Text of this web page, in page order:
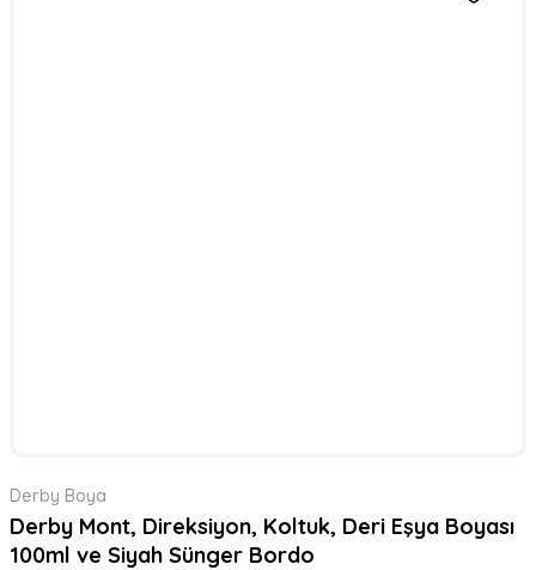
Derby Boya
Derby Mont, Direksiyon, Koltuk, Deri Eşya Boyası
100ml ve Siyah Sünger Bordo